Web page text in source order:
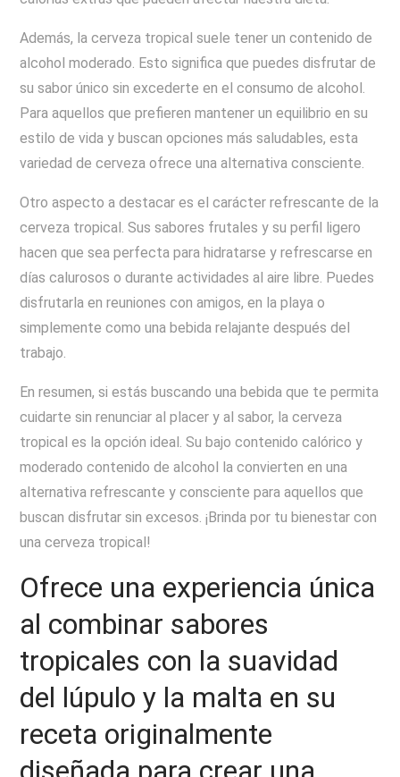
Además, la cerveza tropical suele tener un contenido de
alcohol moderado. Esto significa que puedes disfrutar de
su sabor único sin excederte en el consumo de alcohol.
Para aquellos que prefieren mantener un equilibrio en su
estilo de vida y buscan opciones más saludables, esta
variedad de cerveza ofrece una alternativa consciente.
Otro aspecto a destacar es el carácter refrescante de la
cerveza tropical. Sus sabores frutales y su perfil ligero
hacen que sea perfecta para hidratarse y refrescarse en
días calurosos o durante actividades al aire libre. Puedes
disfrutarla en reuniones con amigos, en la playa o
simplemente como una bebida relajante después del
trabajo.
En resumen, si estás buscando una bebida que te permita
cuidarte sin renunciar al placer y al sabor, la cerveza
tropical es la opción ideal. Su bajo contenido calórico y
moderado contenido de alcohol la convierten en una
alternativa refrescante y consciente para aquellos que
buscan disfrutar sin excesos. ¡Brinda por tu bienestar con
una cerveza tropical!
Ofrece una experiencia única
al combinar sabores
tropicales con la suavidad
del lúpulo y la malta en su
receta originalmente